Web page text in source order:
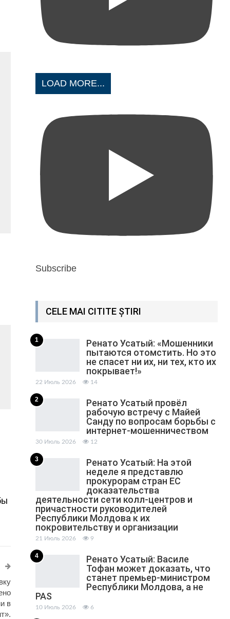
в
LOAD MORE...
Subscribe
CELE MAI CITITE ȘTIRI
1
Ренато Усатый: «Мошенники
пытаются отомстить. Но это
не спасет ни их, ни тех, кто их
покрывает!»
22 Июль 2026 14
2
Ренато Усатый провёл
рабочую встречу с Майей
Санду по вопросам борьбы с
интернет-мошенничеством
30 Июль 2026 12
3
Ренато Усатый: На этой
неделе я представлю
прокурорам стран ЕС
доказательства
деятельности сети колл-центров и
причастности руководителей
Республики Молдова к их
покровительству и организации
21 Июль 2026 9
4
Ренато Усатый: Василе
Тофан может доказать, что
станет премьер-министром
Республики Молдова, а не
PAS
10 Июль 2026 6